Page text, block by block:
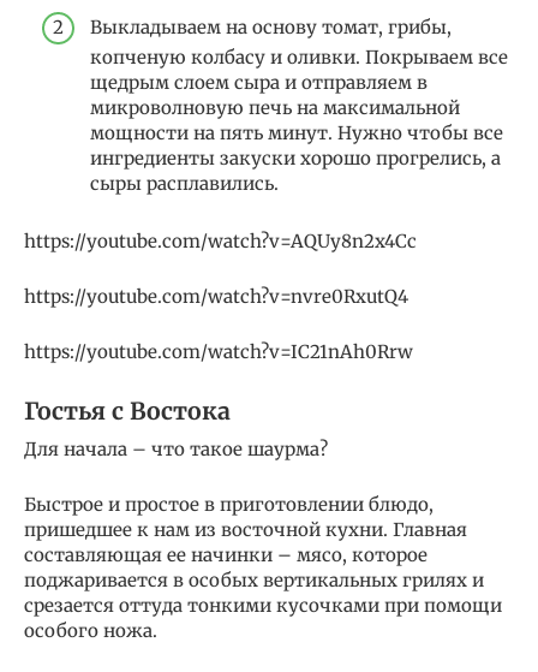
Выкладываем на основу томат, грибы,
копченую колбасу и оливки. Покрываем все
щедрым слоем сыра и отправляем в
микроволновую печь на максимальной
мощности на пять минут. Нужно чтобы все
ингредиенты закуски хорошо прогрелись, а
сыры расплавились.
https://youtube.com/watch?v=AQUy8n2x4Cc
https://youtube.com/watch?v=nvre0RxutQ4
https://youtube.com/watch?v=IC21nAh0Rrw
Гостья с Востока
Для начала – что такое шаурма?
Быстрое и простое в приготовлении блюдо,
пришедшее к нам из восточной кухни. Главная
составляющая ее начинки – мясо, которое
поджаривается в особых вертикальных грилях и
срезается оттуда тонкими кусочками при помощи
особого ножа.